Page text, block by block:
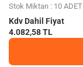
Stok Miktarı : 10 ADET
Kdv Dahil Fiyat
4.082,58 TL